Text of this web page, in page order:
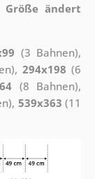
ändert
(3 Bahnen),
294x198 (6
(8 Bahnen),
539x363 (11